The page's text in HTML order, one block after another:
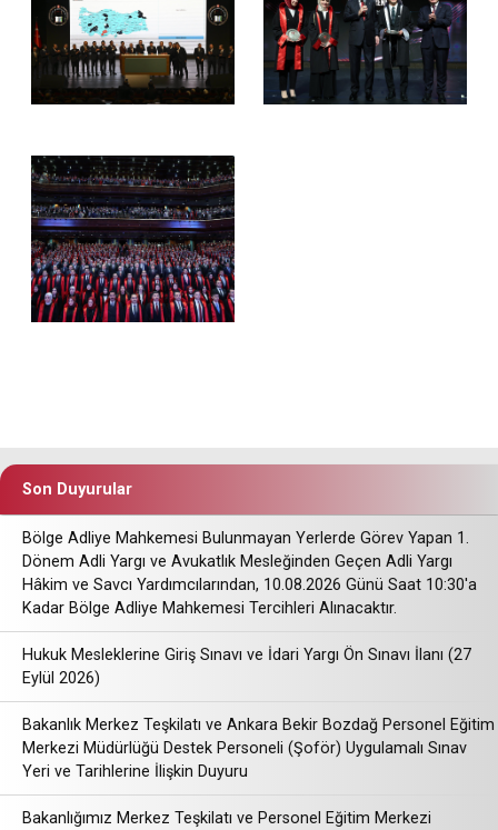
Son Duyurular
Bölge Adliye Mahkemesi Bulunmayan Yerlerde Görev Yapan 1.
Dönem Adli Yargı ve Avukatlık Mesleğinden Geçen Adli Yargı
Hâkim ve Savcı Yardımcılarından, 10.08.2026 Günü Saat 10:30'a
Kadar Bölge Adliye Mahkemesi Tercihleri Alınacaktır.
Hukuk Mesleklerine Giriş Sınavı ve İdari Yargı Ön Sınavı İlanı (27
Eylül 2026)
Bakanlık Merkez Teşkilatı ve Ankara Bekir Bozdağ Personel Eğitim
Merkezi Müdürlüğü Destek Personeli (Şoför) Uygulamalı Sınav
Yeri ve Tarihlerine İlişkin Duyuru
Bakanlığımız Merkez Teşkilatı ve Personel Eğitim Merkezi